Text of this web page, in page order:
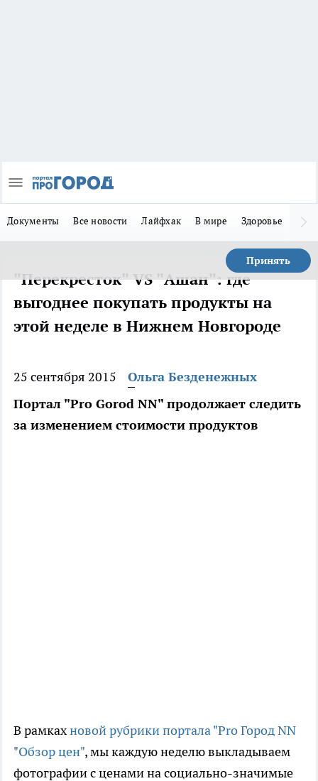
Документы Все новости Лайфхак В мире Здоровье
Принять
"Перекресток" VS "Ашан": где
выгоднее покупать продукты на
этой неделе в Нижнем Новгороде
25 сентября 2015
Ольга Безденежных
Портал "Pro Gorod NN" продолжает следить
за изменением стоимости продуктов
В рамкахновой рубрики портала "Pro Город NN
"Обзор цен", мы каждую неделю выкладываем
фотографии с ценами на социально-значимые